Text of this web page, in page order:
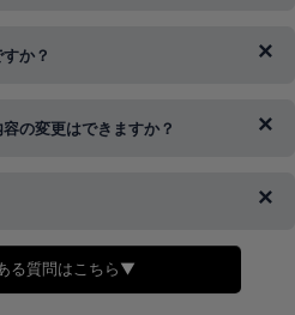
上、午後以降のご連絡やキャンセル
手続きが間に合わない場合は変更、
か？
・携帯キャリア決済・おねだり決
の変更はできますか？
ります。
み発行しております。
る質問はこちら▼